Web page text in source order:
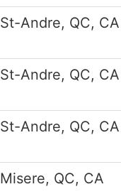
St-Andre, QC, CA
St-Andre, QC, CA
St-Andre, QC, CA
Misere, QC, CA